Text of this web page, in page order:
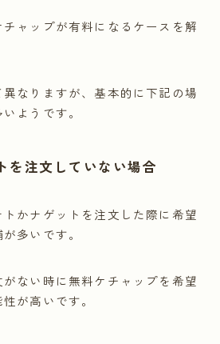
ャップが有料になるケースを解
なりますが、基本的に下記の場
ようです。
を注文していない場合
かナゲットを注文した際に希望
多いです。
ない時に無料ケチャップを希望
が高いです。